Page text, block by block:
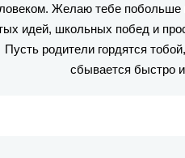
Желаю тебе побольше
идей, школьных побед и
Пусть родители гордятся
сбывается быстро и